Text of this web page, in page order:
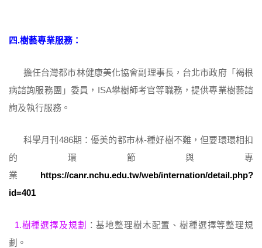
四.樹藝專業服務：
擔任台灣都市林健康美化協會副理事長，台北市政府「褐根
病諮詢服務團」委員，ISA攀樹師考官等職務，提供專業樹藝諮
詢及執行服務。
科學月刊486期：優美的都市林-種好樹不難，但要環環相扣
的環節與專
業 https://canr.nchu.edu.tw/web/internation/detail.php?
id=401
1.樹種選擇及規劃
：基地整理樹木配置、樹種選擇等整理規
劃。